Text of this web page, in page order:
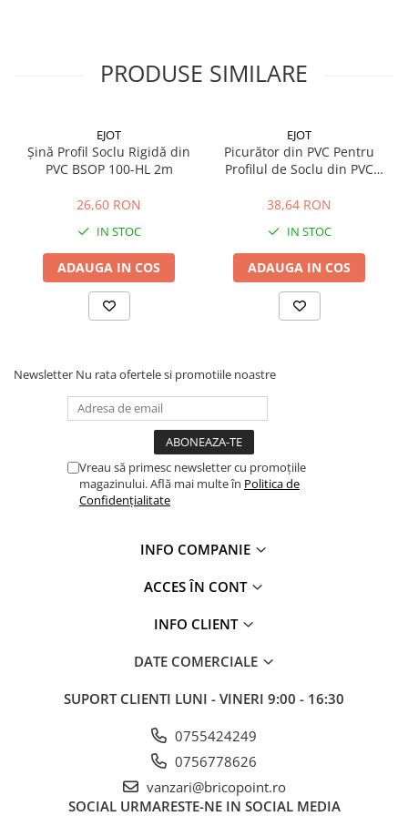
Mortare Speciale
Profile Decorative
Solbancuri / Pervaze
Termosistem Decorativ
Brâuri Decorative
Scafe pentru Led
Accesorii Montaj
Glafuri din Ceramică
Vopsele & Tencuieli Decorative
Tencuieli Decorative
Lacuri, Baițuri, Produse de Pregătit
Coșuri și Tubulatură Evacuare
Accesorii Ventilație
PRODUSE SIMILARE
EJOT
Șină Profil Soclu Rigidă din
PVC BSOP 100-HL 2m
26,60 RON
IN STOC
ADAUGA IN COS
EJOT
Picurător din PVC Pentru
Profilul de Soclu din PVC
38,64 RON
IN STOC
ADAUGA IN COS
Newsletter Nu rata ofertele si promotiile noastre
Vreau să primesc newsletter cu promoțiile
magazinului. Află mai multe în Politica de
Confidențialitate
INFO COMPANIE
ACCES ÎN CONT
INFO CLIENT
DATE COMERCIALE
SUPORT CLIENTI LUNI - VINERI 9:00 - 16:30
0755424249
0756778626
vanzari@bricopoint.ro
SOCIAL URMARESTE-NE IN SOCIAL MEDIA